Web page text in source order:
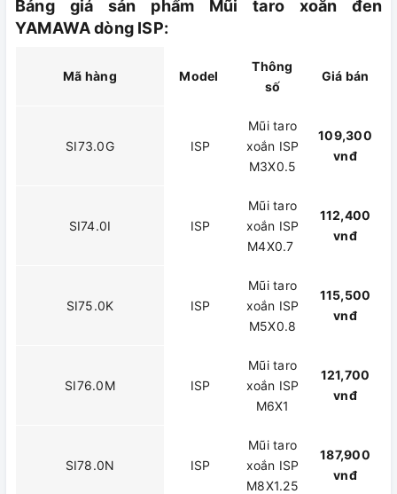
Bảng giá sản phẩm Mũi taro xoắn đen
YAMAWA dòng ISP:
Mã hàng Model
Thông
số
Giá bán
SI73.0G ISP
Mũi taro
xoắn ISP
M3X0.5
109,300
vnđ
SI74.0I ISP
Mũi taro
xoắn ISP
M4X0.7
112,400
vnđ
SI75.0K ISP
Mũi taro
xoắn ISP
M5X0.8
115,500
vnđ
SI76.0M ISP
Mũi taro
xoắn ISP
M6X1
121,700
vnđ
SI78.0N ISP
Mũi taro
xoắn ISP
M8X1.25
187,900
vnđ